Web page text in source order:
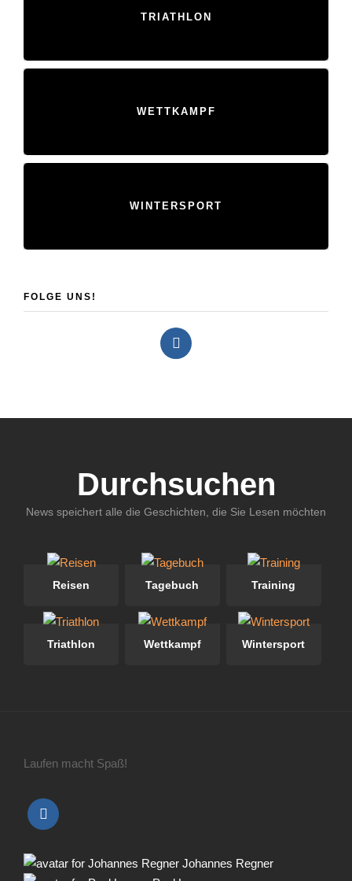
TRIATHLON
WETTKAMPF
WINTERSPORT
FOLGE UNS!
Durchsuchen
News speichert alle die Geschichten, die Sie Lesen möchten
Reisen Tagebuch Training
Triathlon Wettkampf Wintersport
Laufen macht Spaß!
Johannes Regner